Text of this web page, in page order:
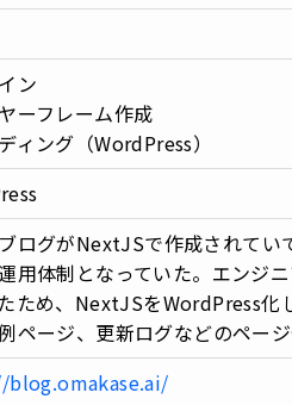
ン
ーフレーム作成
ィング（WordPress）
ログがNextJSで作成されてい
用体制となっていた。エンジ
ため、NextJSをWordPress化
ページ、更新ログなどのページ